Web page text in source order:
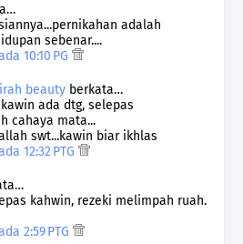
adalah
sebenar....
10:10 PG
beauty berkata…
ada dtg, selepas
cahaya mata...
swt...kawin biar ikhlas
12:32 PTG
kahwin, rezeki melimpah ruah.
2:59 PTG